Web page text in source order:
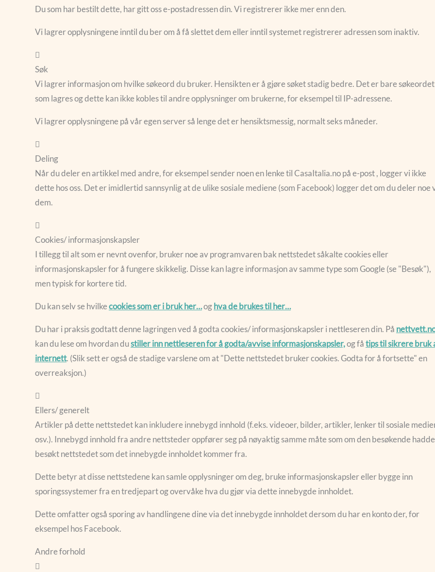
Du som har bestilt dette, har gitt oss e-postadressen din. Vi registrerer ikke mer enn den.
Vi lagrer opplysningene inntil du ber om å få slettet dem eller inntil systemet registrerer adressen som inaktiv.
Søk
Vi lagrer informasjon om hvilke søkeord du bruker. Hensikten er å gjøre søket stadig bedre. Det er bare søkeordet
som lagres og dette kan ikke kobles til andre opplysninger om brukerne, for eksempel til IP-adressene.
Vi lagrer opplysningene på vår egen server så lenge det er hensiktsmessig, normalt seks måneder.
Deling
Når du deler en artikkel med andre, for eksempel sender noen en lenke til CasaItalia.no på e-post , logger vi ikke
dette hos oss. Det er imidlertid sannsynlig at de ulike sosiale mediene (som Facebook) logger det om du deler noe
dem.
Cookies/ informasjonskapsler
I tillegg til alt som er nevnt ovenfor, bruker noe av programvaren bak nettstedet såkalte cookies eller
informasjonskapsler for å fungere skikkelig. Disse kan lagre informasjon av samme type som Google (se "Besøk"),
men typisk for kortere tid.
Du kan selv se hvilkecookies som er i bruk her…oghva de brukes til her…
Du har i praksis godtatt denne lagringen ved å godta cookies/ informasjonskapsler i nettleseren din. På
kan du lese om hvordan dustiller inn nettleseren for å godta/avvise informasjonskapsler,og fåtips til sikrere bruk
internett. (Slik sett er også de stadige varslene om at "Dette nettstedet bruker cookies. Godta for å fortsette" en
overreaksjon.)
Ellers/ generelt
Artikler på dette nettstedet kan inkludere innebygd innhold (f.eks. videoer, bilder, artikler, lenker til sosiale
osv.). Innebygd innhold fra andre nettsteder oppfører seg på nøyaktig samme måte som om den besøkende hadde
besøkt nettstedet som det innebygde innholdet kommer fra.
Dette betyr at disse nettstedene kan samle opplysninger om deg, bruke informasjonskapsler eller bygge inn
sporingssystemer fra en tredjepart og overvåke hva du gjør via dette innebygde innholdet.
Dette omfatter også sporing av handlingene dine via det innebygde innholdet dersom du har en konto der, for
eksempel hos Facebook.
Andre forhold